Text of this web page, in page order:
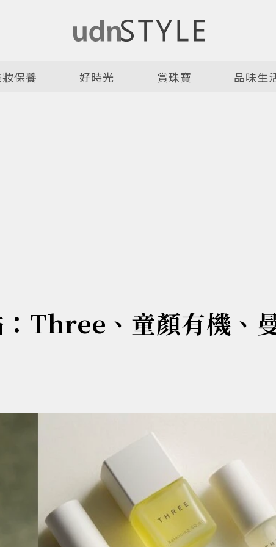
保養 好時光 賞珠寶 品味生
Three、童顏有機、